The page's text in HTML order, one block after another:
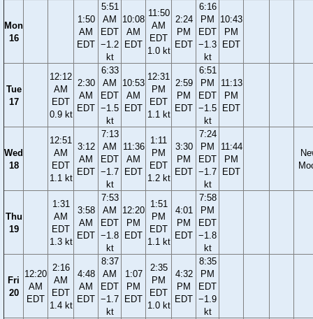
Mon
16
1:50
AM
EDT
5:51
AM
EDT
−1.2
kt
10:08
AM
EDT
11:50
AM
EDT
1.0 kt
2:24
PM
EDT
6:16
PM
EDT
−1.3
kt
10:43
PM
EDT
Tue
17
12:12
AM
EDT
0.9 kt
2:30
AM
EDT
6:33
AM
EDT
−1.5
kt
10:53
AM
EDT
12:31
PM
EDT
1.1 kt
2:59
PM
EDT
6:51
PM
EDT
−1.5
kt
11:13
PM
EDT
Wed
18
12:51
AM
EDT
1.1 kt
3:12
AM
EDT
7:13
AM
EDT
−1.7
kt
11:36
AM
EDT
1:11
PM
EDT
1.2 kt
3:30
PM
EDT
7:24
PM
EDT
−1.7
kt
11:44
PM
EDT
Thu
19
1:31
AM
EDT
1.3 kt
3:58
AM
EDT
7:53
AM
EDT
−1.8
kt
12:20
PM
EDT
1:51
PM
EDT
1.1 kt
4:01
PM
EDT
7:58
PM
EDT
−1.8
kt
Fri
20
12:20
AM
EDT
2:16
AM
EDT
1.4 kt
4:48
AM
EDT
8:37
AM
EDT
−1.7
kt
1:07
PM
EDT
2:35
PM
EDT
1.0 kt
4:32
PM
EDT
8:35
PM
EDT
−1.9
kt